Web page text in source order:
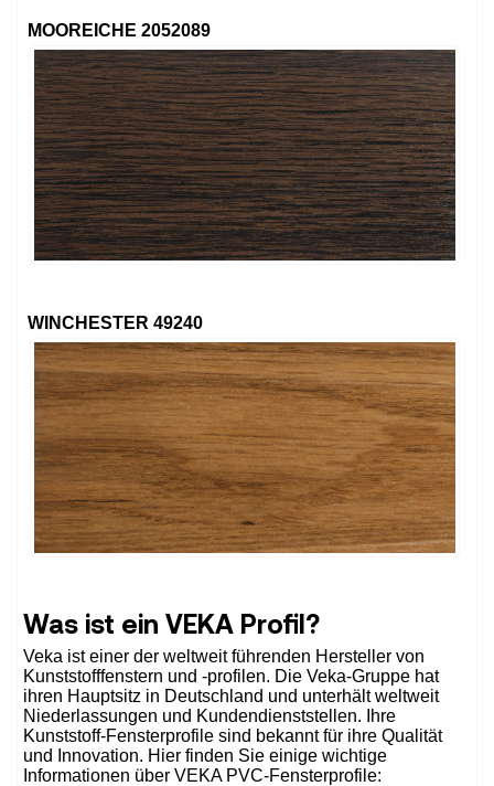
MOOREICHE 2052089
WINCHESTER 49240
Was ist ein VEKA Profil?
Veka ist einer der weltweit führenden Hersteller von
Kunststofffenstern und -profilen. Die Veka-Gruppe hat
ihren Hauptsitz in Deutschland und unterhält weltweit
Niederlassungen und Kundendienststellen. Ihre
Kunststoff-Fensterprofile sind bekannt für ihre Qualität
und Innovation. Hier finden Sie einige wichtige
Informationen über VEKA PVC-Fensterprofile: